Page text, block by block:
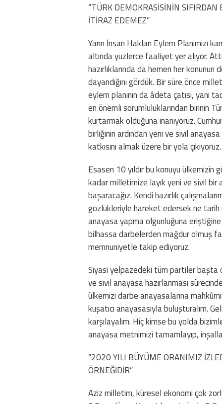
“TÜRK DEMOKRASİSİNİN SIFIRDAN
İTİRAZ EDEMEZ”
Yarın İnsan Hakları Eylem Planımızı
altında yüzlerce faaliyet yer alıyor.
hazırlıklarında da hemen her konunun
dayandığını gördük. Bir süre önce
eylem planının da âdeta çatısı, yani
en önemli sorumluluklarından birinin
kurtarmak olduğuna inanıyoruz.
birliğinin ardından yeni ve sivil
katkısını almak üzere bir yola çıkıyoruz.
Esasen 10 yıldır bu konuyu
kadar milletimize layık yeni ve sivil
başaracağız. Kendi hazırlık
gözlükleriyle hareket edersek ne tarih
anayasa yapma olgunluğuna eriştiğine
bilhassa darbelerden mağdur olmuş
memnuniyetle takip ediyoruz.
Siyasi yelpazedeki tüm partiler başta
ve sivil anayasa hazırlanması
ülkemizi darbe anayasalarına
kuşatıcı anayasasıyla buluşturalım.
karşılayalım. Hiç kimse bu yolda
anayasa metnimizi tamamlayıp,
“2020 YILI BÜYÜME ORANIMIZ
ÖRNEĞİDİR”
Aziz milletim, küresel ekonomi çok